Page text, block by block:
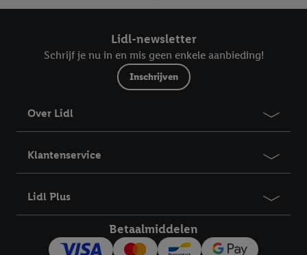
Lidl-newsletter
Schrijf je nu in en mis geen enkele aanbieding!
Inschrijven
Over Lidl
Klantenservice
Lidl Plus
Betaalmiddelen